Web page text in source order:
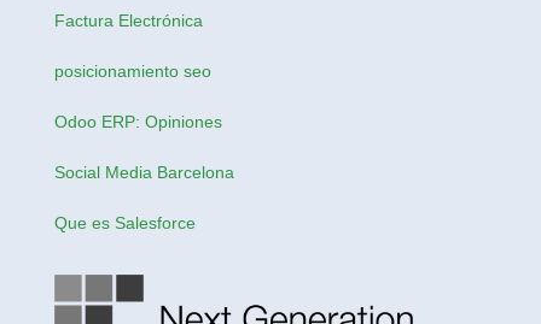
Factura Electrónica
posicionamiento seo
Odoo ERP: Opiniones
Social Media Barcelona
Que es Salesforce